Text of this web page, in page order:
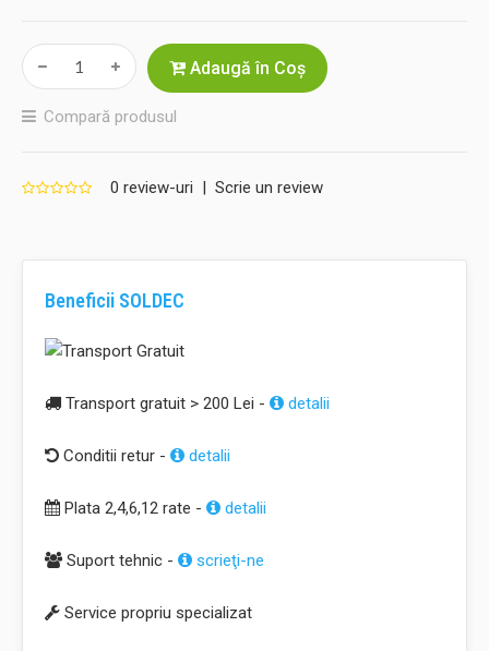
Adaugă în Coş
Compară produsul
0 review-uri | Scrie un review
Beneficii SOLDEC
Transport gratuit > 200 Lei - detalii
Conditii retur - detalii
Plata 2,4,6,12 rate - detalii
Suport tehnic - scrieţi-ne
Service propriu specializat